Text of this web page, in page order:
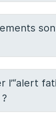
l’“alert